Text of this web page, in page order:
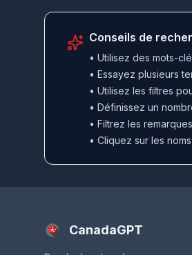
Conseils de
• Utilisez des mots-
• Essayez plusieurs
• Utilisez les filtres
• Définissez un
• Filtrez les
• Cliquez sur les
CanadaGPT